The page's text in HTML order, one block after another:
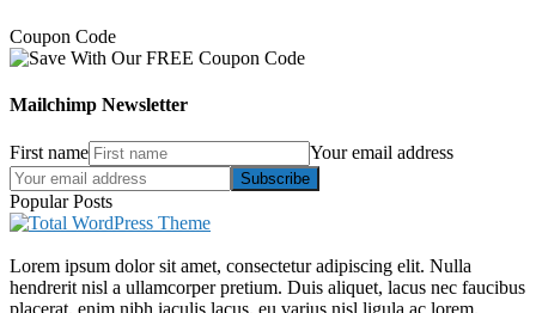
Coupon Code
Mailchimp Newsletter
First name Your email address
Subscribe
Popular Posts
Lorem ipsum dolor sit amet, consectetur adipiscing elit. Nulla
hendrerit nisl a ullamcorper pretium. Duis aliquet, lacus nec faucibus